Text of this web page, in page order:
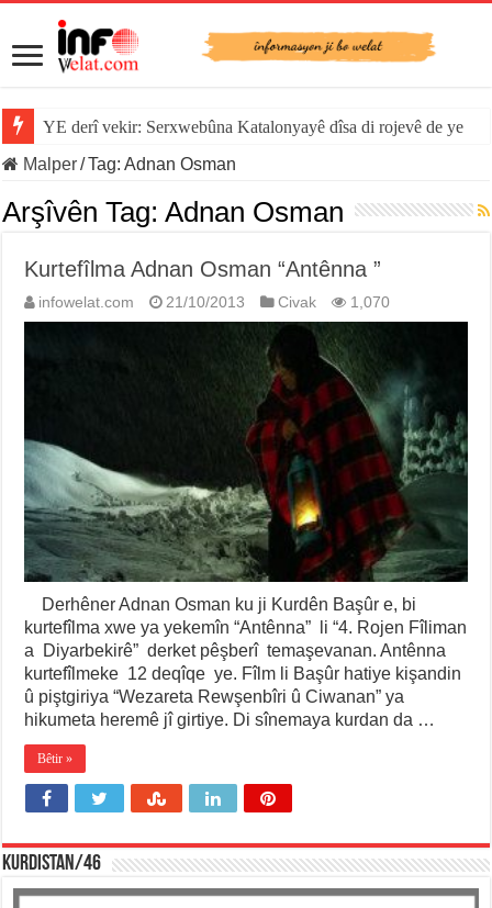
YE derî vekir: Serxwebûna Katalonyayê dîsa di rojevê de ye
Malper/Tag:Adnan Osman
Arşîvên Tag:Adnan Osman
Kurtefîlma Adnan Osman “Antênna ”
infowelat.com 21/10/2013 Civak 1,070
Derhêner Adnan Osman ku ji Kurdên Başûr e, bi
kurtefîlma xwe ya yekemîn “Antênna” li “4. Rojen Fîliman
a Diyarbekirê” derket pêşberî temaşevanan. Antênna
kurtefîlmeke 12 deqîqe ye. Fîlm li Başûr hatiye kişandin
û piştgiriya “Wezareta Rewşenbîri û Ciwanan” ya
hikumeta heremê jî girtiye. Di sînemaya kurdan da …
Bêtir »
KURDISTAN/46